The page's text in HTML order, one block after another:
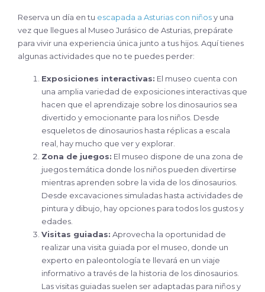
Reserva un día en tu escapada a Asturias con niñosy una
vez que llegues al Museo Jurásico de Asturias, prepárate
para vivir una experiencia única junto a tus hijos. Aquí tienes
algunas actividades que no te puedes perder:
Exposiciones interactivas: El museo cuenta con
una amplia variedad de exposiciones interactivas que
hacen que el aprendizaje sobre los dinosaurios sea
divertido y emocionante para los niños. Desde
esqueletos de dinosaurios hasta réplicas a escala
real, hay mucho que ver y explorar.
Zona de juegos: El museo dispone de una zona de
juegos temática donde los niños pueden divertirse
mientras aprenden sobre la vida de los dinosaurios.
Desde excavaciones simuladas hasta actividades de
pintura y dibujo, hay opciones para todos los gustos y
edades.
Visitas guiadas: Aprovecha la oportunidad de
realizar una visita guiada por el museo, donde un
experto en paleontología te llevará en un viaje
informativo a través de la historia de los dinosaurios.
Las visitas guiadas suelen ser adaptadas para niños y